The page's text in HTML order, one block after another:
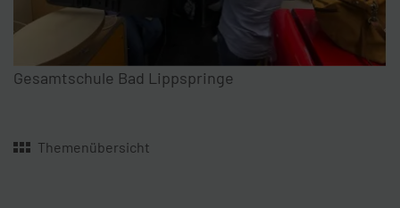
Gesamtschule Bad Lippspringe
Themenübersicht